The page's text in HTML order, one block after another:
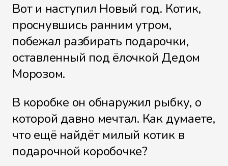
Вот и наступил Новый год. Котик,
проснувшись ранним утром,
побежал разбирать подарочки,
оставленный под ёлочкой Дедом
Морозом.
В коробке он обнаружил рыбку, о
которой давно мечтал. Как думаете,
что ещё найдёт милый котик в
подарочной коробочке?